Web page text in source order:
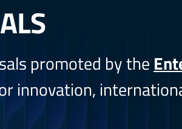
promoted by the
innovation,